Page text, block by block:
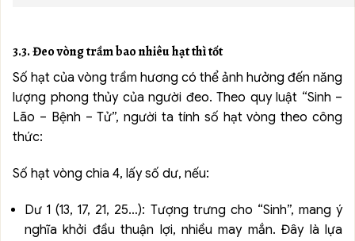
3.3. Đeo vòng trầm bao nhiêu hạt thì tốt
Số hạt của vòng trầm hương có thể ảnh hưởng đến năng
lượng phong thủy của người đeo. Theo quy luật “Sinh –
Lão – Bệnh – Tử”, người ta tính số hạt vòng theo công
thức:
Số hạt vòng chia 4, lấy số dư, nếu:
Dư 1 (13, 17, 21, 25…): Tượng trưng cho “Sinh”, mang ý
nghĩa khởi đầu thuận lợi, nhiều may mắn. Đây là lựa